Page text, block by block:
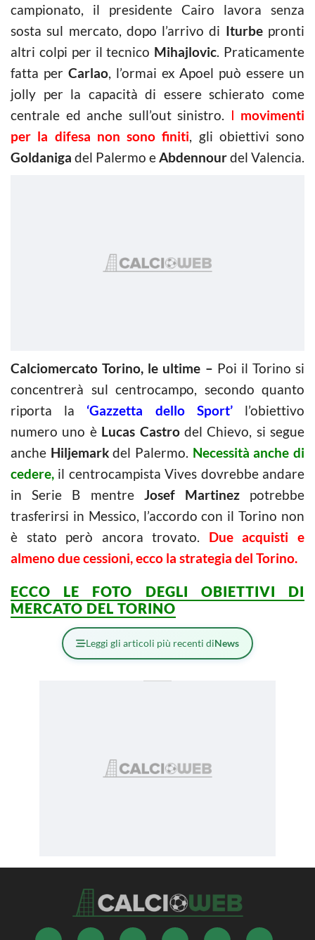
campionato, il presidente Cairo lavora senza
sosta sul mercato, dopo l’arrivo di Iturbepronti
altri colpi per il tecnico Mihajlovic. Praticamente
fatta per Carlao, l’ormai ex Apoel può essere un
jolly per la capacità di essere schierato come
centrale ed anche sull’out sinistro. I movimenti
per la difesa non sono finiti, gli obiettivi sono
Goldaniga del Palermo eAbdennourdel Valencia.
Calciomercato Torino, le ultime – Poi il Torino si
concentrerà sul centrocampo, secondo quanto
riporta la ‘Gazzetta dello Sport’
l’obiettivo
numero uno è Lucas Castrodel Chievo, si segue
anche Hiljemarkdel Palermo. Necessità anche di
cedere, il centrocampista Vives dovrebbe andare
in Serie B mentre Josef Martinezpotrebbe
trasferirsi in Messico, l’accordo con il Torino non
è stato però ancora trovato. Due acquisti e
almeno due cessioni, ecco la strategia del Torino.
ECCO LE FOTO DEGLI OBIETTIVI DI
MERCATO DEL TORINO
Leggi gli articoli più recenti diNews